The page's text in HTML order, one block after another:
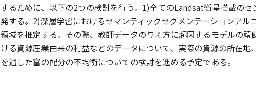
するために、以下の2つの検討を行う。1)全てのLandsat衛星搭載の
発する。2)深層学習におけるセマンティックセグメンテーションア
領域を推定する。その際、教師データの与え方に起因するモデルの
ける資源産業由来の利益などのデータについて、実際の資源の所在
を通した富の配分の不均衡についての検討を進める予定である。